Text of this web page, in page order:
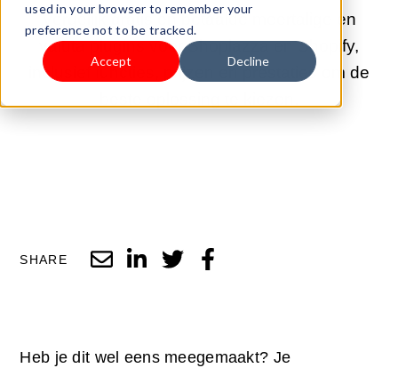
used in your browser to remember your
preference not to be tracked.
Accept Decline
Vergelijk gratis en betaalde meertalige en
valuta plugins voor Shoplazza en Shopify,
inclusief functies, prijzen en prestaties om de
SHARE
Heb je dit wel eens meegemaakt? Je